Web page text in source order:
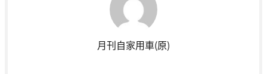
月刊自家用車(原)